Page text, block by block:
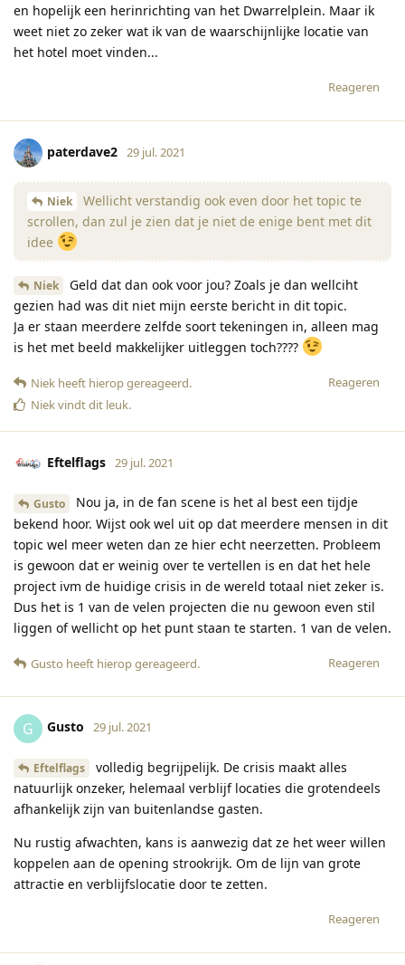
en hopelijk een herinrichting van het Dwarrelplein. Maar ik
weet niet zo zeker wat ik van de waarschijnlijke locatie van
het hotel moet vinden...
Reageren
paterdave2 29 jul. 2021
Niek
Wellicht verstandig ook even door het topic te
scrollen, dan zul je zien dat je niet de enige bent met dit
idee
Niek
Geld dat dan ook voor jou? Zoals je dan wellciht
gezien had was dit niet mijn eerste bericht in dit topic.
Ja er staan meerdere zelfde soort tekeningen in, alleen mag
is het met beeld makkelijker uitleggen toch????
Reageren
Niek heeft hierop gereageerd.
Niekvindt dit leuk.
Eftelflags 29 jul. 2021
Gusto
Nou ja, in de fan scene is het al best een tijdje
bekend hoor. Wijst ook wel uit op dat meerdere mensen in dit
topic wel meer weten dan ze hier echt neerzetten. Probleem
is gewoon dat er weinig over te vertellen is en dat het hele
project ivm de huidige crisis in de wereld totaal niet zeker is.
Dus het is 1 van de velen projecten die nu gewoon even stil
liggen of wellicht op het punt staan te starten. 1 van de velen.
Reageren
Gusto heeft hierop gereageerd.
G Gusto 29 jul. 2021
Eftelflags
volledig begrijpelijk. De crisis maakt alles
natuurlijk onzeker, helemaal verblijf locaties die grotendeels
afhankelijk zijn van buitenlandse gasten.
Nu rustig afwachten, kans is aanwezig dat ze het weer willen
koppelen aan de opening strookrijk. Om de lijn van grote
attractie en verblijfslocatie door te zetten.
Reageren